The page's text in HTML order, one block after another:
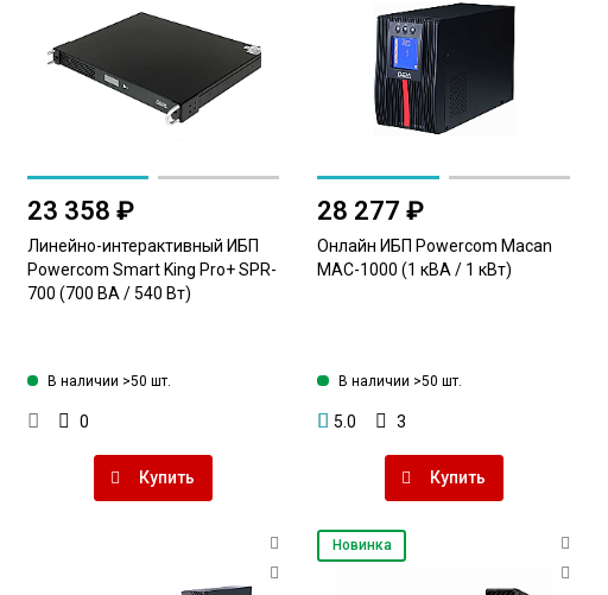
23 358 ₽
Линейно-интерактивный ИБП
Powercom Smart King Pro+ SPR-
700 (700 ВА / 540 Вт)
В наличии >50 шт.
0
Купить
28 277 ₽
Онлайн ИБП Powercom Macan
MAC-1000 (1 кВА / 1 кВт)
В наличии >50 шт.
5.0 3
Купить
Новинка